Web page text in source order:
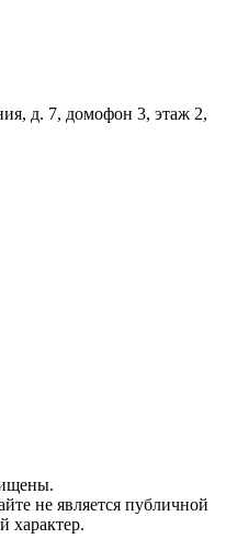
д. 7, домофон 3, этаж 2,
не является публичной
характер.